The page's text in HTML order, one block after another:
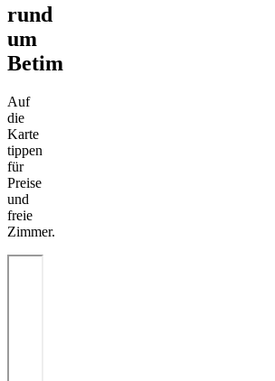
rund
um
Betim
Auf
die
Karte
tippen
für
Preise
und
freie
Zimmer.